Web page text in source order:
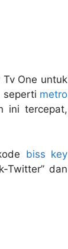
One untuk
seperti metro
ini tercepat,
biss key
Twitter” dan